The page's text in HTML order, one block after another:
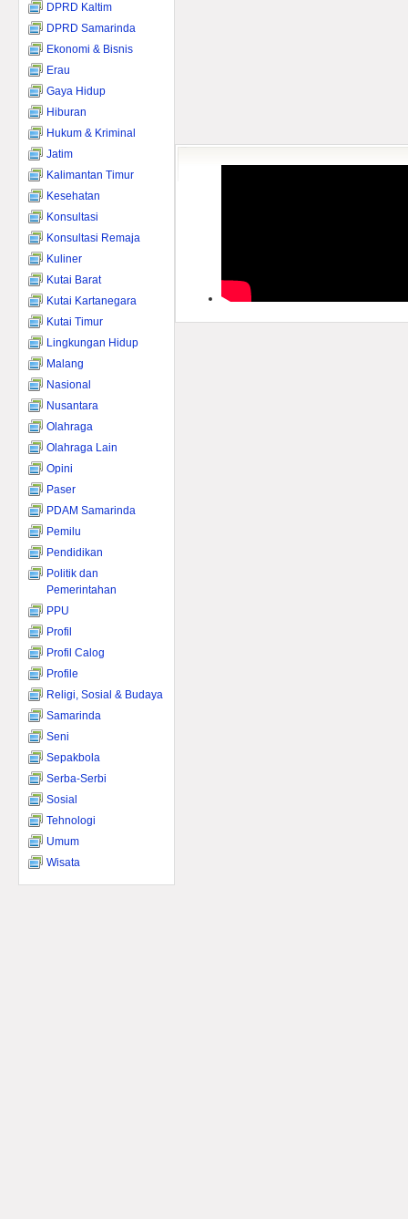
DPRD Kaltim
DPRD Samarinda
Ekonomi & Bisnis
Erau
Gaya Hidup
Hiburan
Hukum & Kriminal
Jatim
Kalimantan Timur
Kesehatan
Konsultasi
Konsultasi Remaja
Kuliner
Kutai Barat
Kutai Kartanegara
Kutai Timur
Lingkungan Hidup
Malang
Nasional
Nusantara
Olahraga
Olahraga Lain
Opini
Paser
PDAM Samarinda
Pemilu
Pendidikan
Politik dan
Pemerintahan
PPU
Profil
Profil Calog
Profile
Religi, Sosial & Budaya
Samarinda
Seni
Sepakbola
Serba-Serbi
Sosial
Tehnologi
Umum
Wisata